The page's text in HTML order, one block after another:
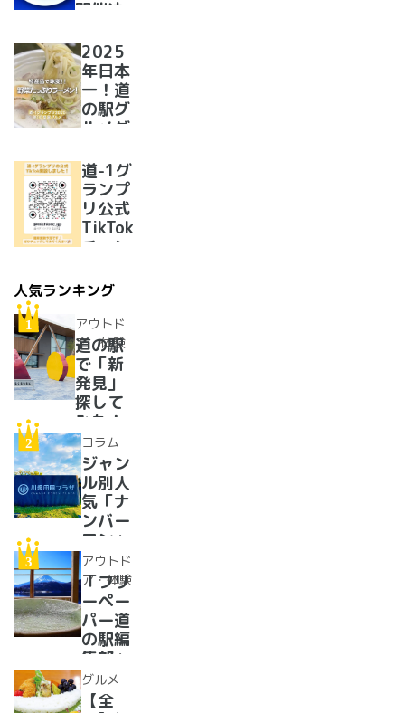
開催決
2025
年日本
一！道
の駅グ
ルメグ
リ優勝
のラー
メンが
美味し
すぎた
道-1グ
ランプ
リ公式
TikTok
チャン
開設い
たしま
した！
人気ランキング
アウトド
ア・体験
道の駅
で「新
発見」
探して
みた！
イベン
トに巨
大グル
メ、ご
当地ス
イーツ
まで
【2024
年最新
情報】
コラム
ジャン
ル別人
気「ナ
ンバー
ワン」
道の駅
紹介。
フリー
ペーパ
ー道の
駅読者
が選ん
だ道の
アウトド
ア・体験
「フリ
ーペー
パー道
の駅編
集部」
イチオ
シ！お
グルメ
【全